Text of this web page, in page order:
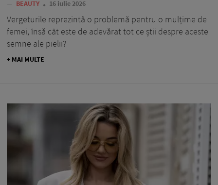
— BEAUTY 16 iulie 2026
Vergeturile reprezintă o problemă pentru o mulțime de
femei, însă cât este de adevărat tot ce știi despre aceste
semne ale pielii?
+ MAI MULTE